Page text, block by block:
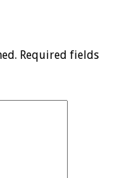
Required fields